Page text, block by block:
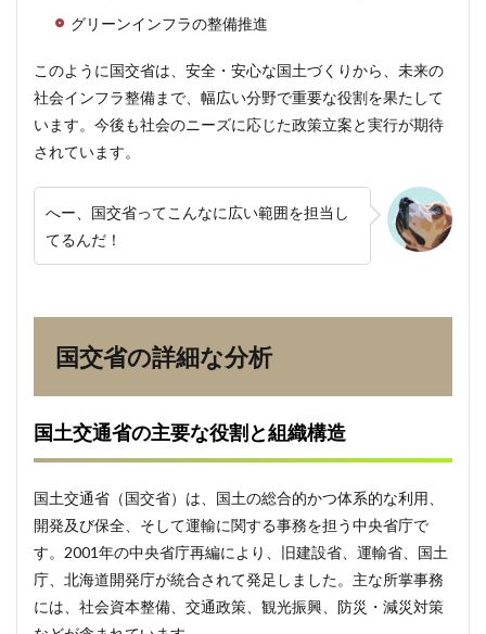
国土
省の
組織
と重
点施
5.2
フラ
整備
な取
り組
2030
年に
た重
要課
題
め
グリーンインフラの整備推進
このように国交省は、安全・安心な国土づくりから、未来の
社会インフラ整備まで、幅広い分野で重要な役割を果たして
います。今後も社会のニーズに応じた政策立案と実行が期待
されています。
へー、国交省ってこんなに広い範囲を担当し
てるんだ！
国交省の詳細な分析
国土交通省の主要な役割と組織構造
国土交通省（国交省）は、国土の総合的かつ体系的な利用、
開発及び保全、そして運輸に関する事務を担う中央省庁で
す。2001年の中央省庁再編により、旧建設省、運輸省、国土
庁、北海道開発庁が統合されて発足しました。主な所掌事務
には、社会資本整備、交通政策、観光振興、防災・減災対策